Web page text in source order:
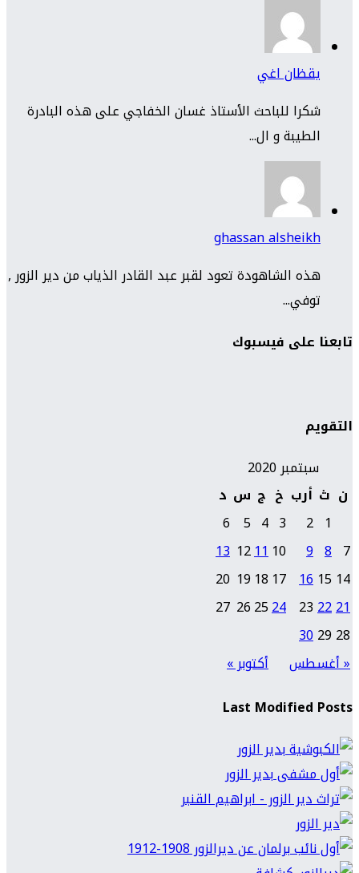
يقظان اغي
شكرا للباحث الأستاذ غسان الخفاجي على هذه البادرة
الطيبة و ال...
ghassan alsheikh
هذه الشاهودة تعود لقبر عبد القادر الذياب من دير الزور ,
توفي...
تابعنا على فيسبوك
التقويم
سبتمبر 2020
ن ث أرب خ ج س د
« أغسطس أكتوبر »
1
2
3
4
5
6
7
8
9
10
11
12
13
14
15
16
17
18
19
20
21
22
23
24
25
26
27
28
29
30
Last Modified Posts